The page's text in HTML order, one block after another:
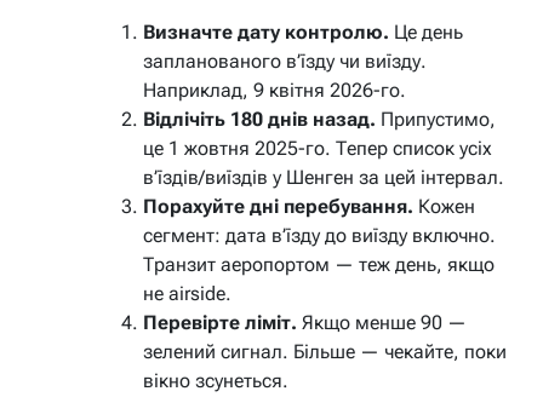
Визначте дату контролю. Це день
запланованого в’їзду чи виїзду.
Наприклад, 9 квітня 2026-го.
Відлічіть 180 днів назад. Припустимо,
це 1 жовтня 2025-го. Тепер список усіх
в’їздів/виїздів у Шенген за цей інтервал.
Порахуйте дні перебування. Кожен
сегмент: дата в’їзду до виїзду включно.
Транзит аеропортом — теж день, якщо
не airside.
Перевірте ліміт. Якщо менше 90 —
зелений сигнал. Більше — чекайте, поки
вікно зсунеться.